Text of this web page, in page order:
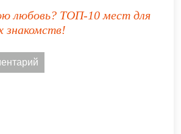
любовь? ТОП-10 мест для
знакомств!